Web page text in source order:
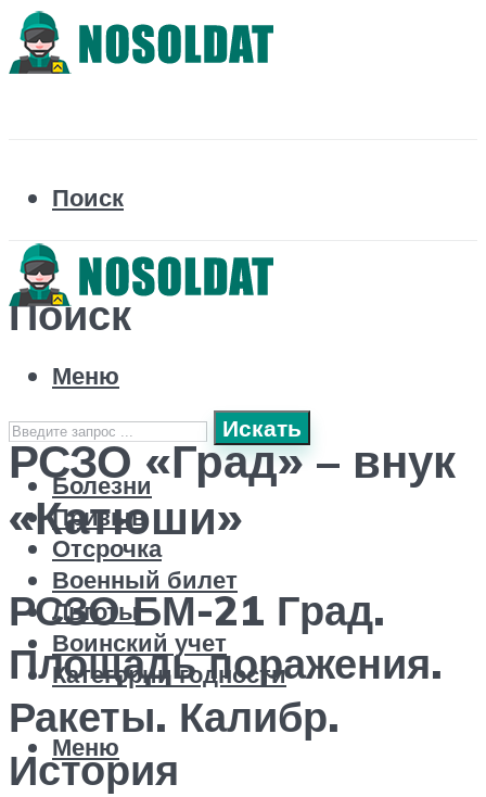
Поиск
Поиск
Искать
Болезни
Призыв
Отсрочка
Военный билет
Льготы
Воинский учет
Категории годности
Меню
Меню
РСЗО «Град» – внук
«Катюши»
РСЗО БМ-21 Град.
Площадь поражения.
Ракеты. Калибр.
История